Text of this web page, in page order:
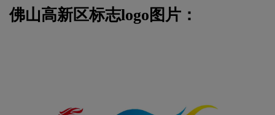
佛山高新区标志logo图片：